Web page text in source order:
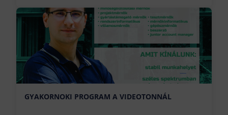
GYAKORNOKI PROGRAM A VIDEOTONNÁL